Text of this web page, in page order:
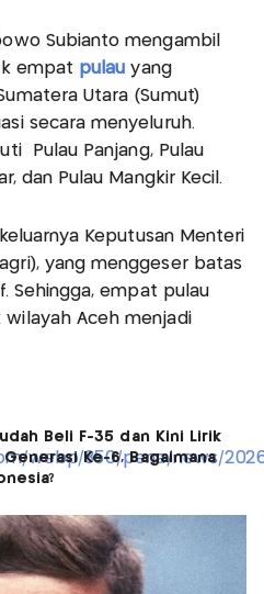
Subianto mengambil
empat pulauyang
Utara (Sumut)
secara menyeluruh.
Pulau Panjang, Pulau
dan Pulau Mangkir Kecil.
Keputusan Menteri
yang menggeser batas
Sehingga, empat pulau
wilayah Aceh menjadi
Beli F-35 dan Kini Lirik
Ke-6, Bagaimana